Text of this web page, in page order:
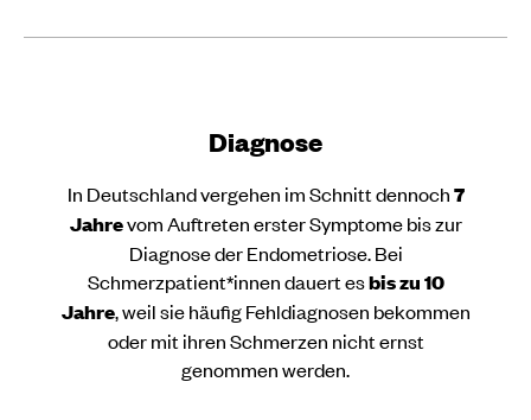
Diagnose
In Deutschland vergehen im Schnitt dennoch7
Jahrevom Auftreten erster Symptome bis zur
Diagnose der Endometriose. Bei
Schmerzpatient*innen dauert esbis zu 10
Jahre, weil sie häufig Fehldiagnosen bekommen
oder mit ihren Schmerzen nicht ernst
genommen werden.